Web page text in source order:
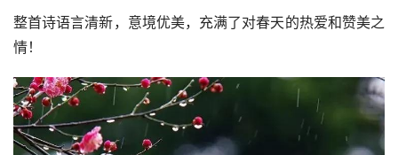
整首诗语言清新，意境优美，充满了对春天的热爱和赞美之
情！